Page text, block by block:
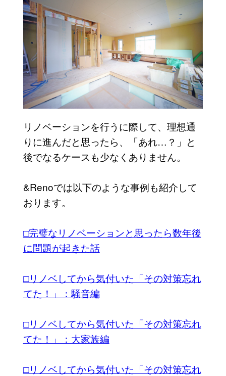
リノベーションを行うに際して、理想通
りに進んだと思ったら、「あれ…？」と
後でなるケースも少なくありません。
&Renoでは以下のような事例も紹介して
おります。
□完璧なリノベーションと思ったら数年後
に問題が起きた話
□リノベしてから気付いた「その対策忘れ
てた！」：騒音編
□リノベしてから気付いた「その対策忘れ
てた！」：大家族編
□リノベしてから気付いた「その対策忘れ